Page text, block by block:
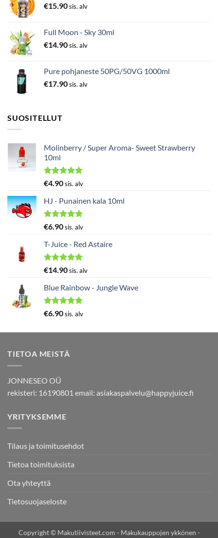
€15.90sis. alv
Full Moon - Sky 30ml
€14.90sis. alv
Pure pohjaneste 50PG/50VG 1000ml
€17.90sis. alv
SUOSITELLUT
Molinberry / Super Aroma- Sweet Strawberry
10ml
Arvostelu
5.00
/ 5
€4.90sis. alv
HJ - Punainen kala 10ml
Arvostelu
5.00
/ 5
€6.90sis. alv
T-Juice - Red Astaire
Arvostelu
5.00
/ 5
€14.90sis. alv
Blue Rainbow - Jungle Wave
Arvostelu
€6.90sis. alv
TIETOA MEISTÄ
JONNESEO OÜ
rekisteri: 16190801 email: asiakaspalvelu@happyjuice.fi
YRITYKSEMME
Tilaus ja toimitusehdot
Tietoa toimituksista
Ota yhteyttä
Tietosuojaseloste
Copyright © Makutiivisteet.com - Makukauppojen ykkönen -